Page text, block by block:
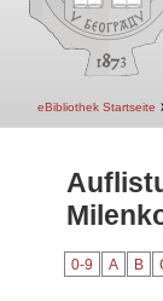
eBibliothek Startseite
0-9 A B